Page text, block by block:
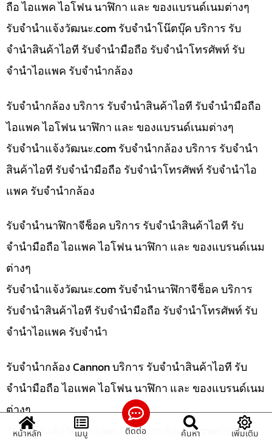
ถือ ไอแพค ไอโฟน นาฬิกา และ ของแบรนด์เนมต่างๆ
รับจํานําแจ้งวัฒนะ.com รับจำนำโน๊ตบุ๊ค บริการ รับ
จำนำสินค้าไอที รับจำนำมือถือ รับจำนำโทรศัพท์ รับ
จำนำไอแพค รับจำนำกล้อง
รับจำนำกล้อง บริการ รับจำนำสินค้าไอที รับจำนำมือถือ
ไอแพค ไอโฟน นาฬิกา และ ของแบรนด์เนมต่างๆ
รับจํานําแจ้งวัฒนะ.com รับจำนำกล้อง บริการ รับจำนำ
สินค้าไอที รับจำนำมือถือ รับจำนำโทรศัพท์ รับจำนำไอ
แพค รับจำนำกล้อง
รับจำนำนาฬิกาจีช็อค บริการ รับจำนำสินค้าไอที รับ
จำนำมือถือ ไอแพค ไอโฟน นาฬิกา และ ของแบรนด์เนม
ต่างๆ
รับจํานําแจ้งวัฒนะ.com รับจำนำนาฬิกาจีช็อค บริการ
รับจำนำสินค้าไอที รับจำนำมือถือ รับจำนำโทรศัพท์ รับ
จำนำไอแพค รับจำนำ
รับจำนำกล้อง Cannon บริการ รับจำนำสินค้าไอที รับ
จำนำมือถือ ไอแพค ไอโฟน นาฬิกา และ ของแบรนด์เนม
ต่างๆ
รับจํานําแจ้งวัฒนะ.com รับจำนำกล้อง Cannon บริการ
หน้าหลัก เมนู ติดต่อ ค้นหา เพิ่มเติม